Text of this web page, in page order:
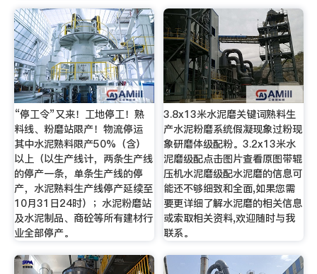
“停工令”又来！工地停工！熟
料线、粉磨站限产！物流停运
其中水泥熟料限产50%（含）
以上（以生产线计，两条生产线
的停产一条，单条生产线的停
产，水泥熟料生产线停产延续至
10月31日24时）；水泥粉磨站
及水泥制品、商砼等所有建材行
业全部停产。
3.8x13米水泥磨关键词熟料生
产水泥粉磨系统假凝现象过粉现
象研磨体级配粉。3.2x13米水
泥磨级配点击图片查看原图带辊
压机水泥磨级配水泥磨的信息可
能还不够细致和全面,如果您需
要更详细了解水泥磨的相关信息
或索取相关资料,欢迎随时与我
联系。